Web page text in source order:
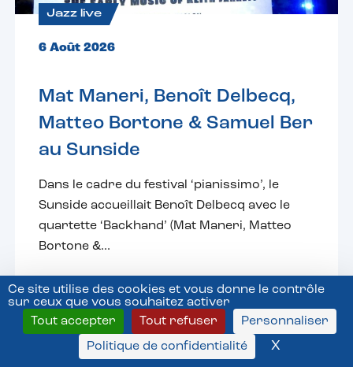
Ce site utilise des cookies et vous donne le contrôle
sur ceux que vous souhaitez activer
Tout accepter
Tout refuser
Personnaliser
Politique de confidentialité
X
Jazz live
6 Août 2026
Mat Maneri, Benoît Delbecq,
Matteo Bortone & Samuel Ber
au Sunside
Dans le cadre du festival ‘pianissimo’, le
Sunside accueillait Benoît Delbecq avec le
quartette ‘Backhand’ (Mat Maneri, Matteo
Bortone &...